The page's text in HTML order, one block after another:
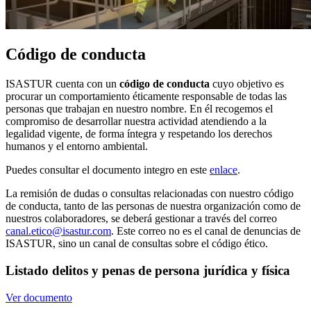
Código de conducta
ISASTUR cuenta con un código de conducta cuyo objetivo es
procurar un comportamiento éticamente responsable de todas las
personas que trabajan en nuestro nombre. En él recogemos el
compromiso de desarrollar nuestra actividad atendiendo a la
legalidad vigente, de forma íntegra y respetando los derechos
humanos y el entorno ambiental.
Puedes consultar el documento integro en este enlace.
La remisión de dudas o consultas relacionadas con nuestro código
de conducta, tanto de las personas de nuestra organización como de
nuestros colaboradores, se deberá gestionar a través del correo
canal.etico@isastur.com. Este correo no es el canal de denuncias de
ISASTUR, sino un canal de consultas sobre el código ético.
Listado delitos y penas de persona jurídica y física
Ver documento